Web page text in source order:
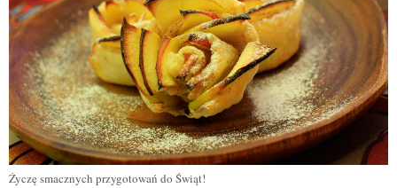
Życzę smacznych przygotowań do Świąt!